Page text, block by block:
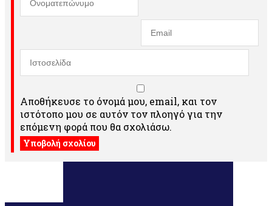
Αποθήκευσε το όνομά μου, email, και τον
ιστότοπο μου σε αυτόν τον πλοηγό για την
επόμενη φορά που θα σχολιάσω.